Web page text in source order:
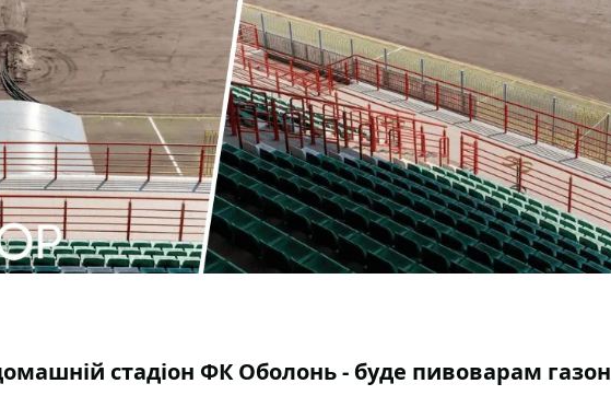
стадіон ФК Оболонь - буде пивоварам газон